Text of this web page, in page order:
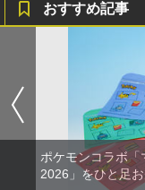
おすすめ記事
ポケモンコラボ「
2026」をひと足